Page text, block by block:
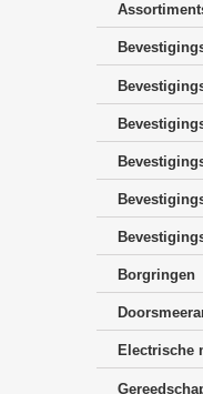
Borgringen
Electrische